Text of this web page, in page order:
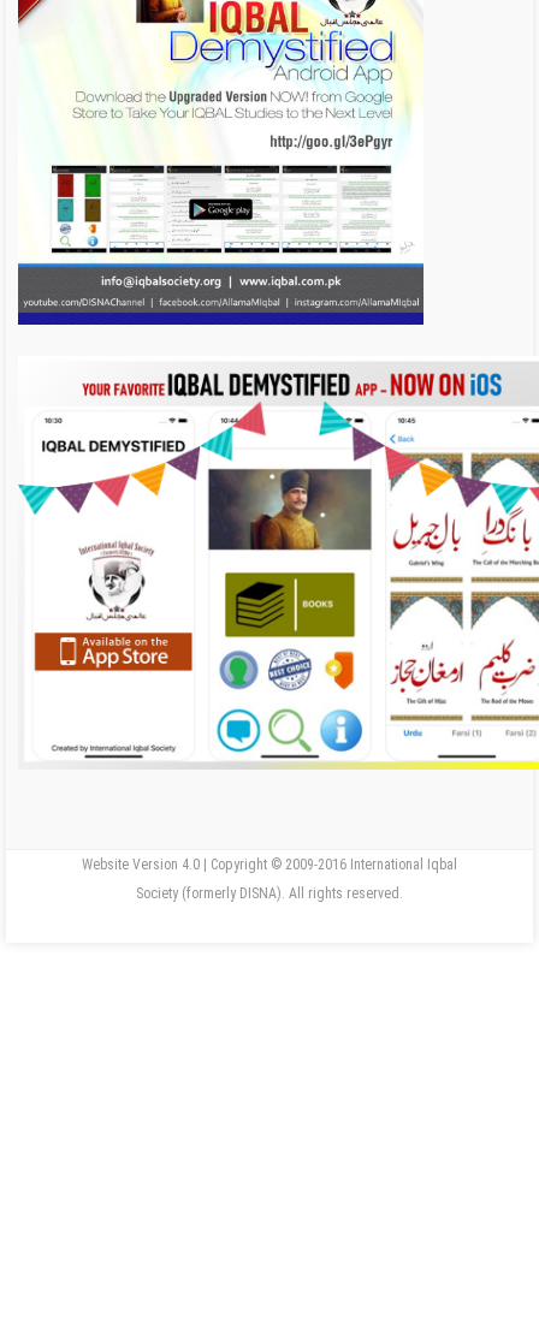
Website Version 4.0 | Copyright © 2009-2016 International Iqbal
Society (formerly DISNA). All rights reserved.